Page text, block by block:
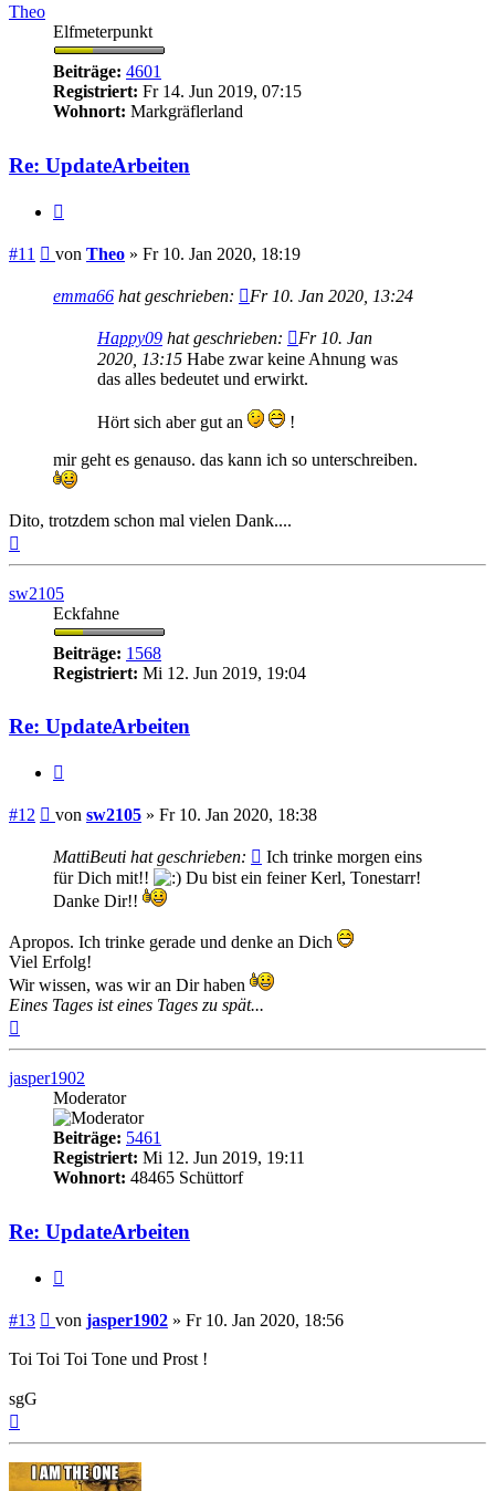
Theo
Elfmeterpunkt
Beiträge: 4601
Registriert: Fr 14. Jun 2019, 07:15
Wohnort: Markgräflerland
Re: UpdateArbeiten
#11 Beitrag
von Theo » Fr 10. Jan 2020, 18:19
emma66 hat geschrieben: Fr 10. Jan 2020, 13:24
Happy09 hat geschrieben:
Fr 10. Jan
2020, 13:15 Habe zwar keine Ahnung was
das alles bedeutet und erwirkt.
Hört sich aber gut an
!
mir geht es genauso. das kann ich so unterschreiben.
Dito, trotzdem schon mal vielen Dank....
sw2105
Eckfahne
Beiträge: 1568
Registriert: Mi 12. Jun 2019, 19:04
Re: UpdateArbeiten
#12 Beitrag
von sw2105 » Fr 10. Jan 2020, 18:38
MattiBeuti hat geschrieben:
Ich trinke morgen eins
für Dich mit!!
Du bist ein feiner Kerl, Tonestarr!
Danke Dir!!
Apropos. Ich trinke gerade und denke an Dich
Viel Erfolg!
Wir wissen, was wir an Dir haben
Eines Tages ist eines Tages zu spät...
jasper1902
Moderator
Beiträge: 5461
Registriert: Mi 12. Jun 2019, 19:11
Wohnort: 48465 Schüttorf
Re: UpdateArbeiten
#13 Beitrag
von jasper1902 » Fr 10. Jan 2020, 18:56
Toi Toi Toi Tone und Prost !
sgG